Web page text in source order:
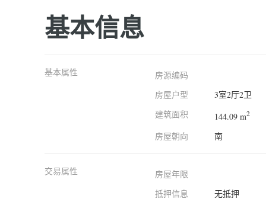
基本信息
基本属性
房源编码
房屋户型
3室2厅2卫
建筑面积
144.09 m2
房屋朝向 南
交易属性
房屋年限
抵押信息
无抵押